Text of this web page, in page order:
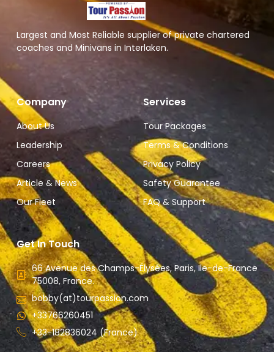
Largest and Most Reliable supplier of private chartered
coaches and Minivans in Interlaken.
Company
About Us
Leadership
Careers
Article & News
Our Fleet
Services
Tour Packages
Terms & Conditions
Privacy Policy
Safety Guarantee
FAQ & Support
Get In Touch
66 Avenue des Champs-Élysées, Paris, Ile-de-France
75008, France.
bobby(at)tourpassion.com
+33766260451
+33-182836024 (France)